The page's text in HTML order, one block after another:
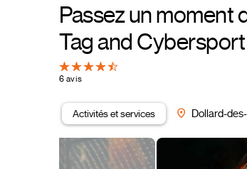
Passez un moment
Tag and Cybersport
6 avis
Activités et services Dollard-